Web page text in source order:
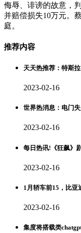
侮辱、诽谤的故意，
并赔偿损失10万元。
庭。
推荐内容
天天热推荐：特斯
2023-02-16
世界热消息：电门
2023-02-16
每日热讯!《狂飙》
2023-02-16
1月轿车前15，比亚
2023-02-16
集度将搭载类